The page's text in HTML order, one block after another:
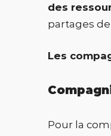
des
partages
Les
Pour la